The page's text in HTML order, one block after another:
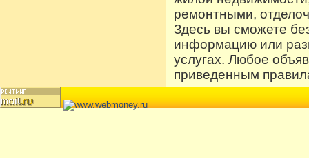
ремонтными,
Здесь вы сможете
информацию или
услугах. Любое
приведенным